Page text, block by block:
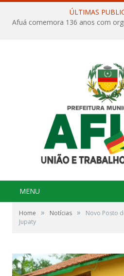
ÚLTIMAS
MENU
Home » Notícias »
Novo Posto
Jupaty